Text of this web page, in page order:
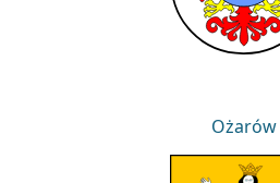
Ożarów
Ożarów